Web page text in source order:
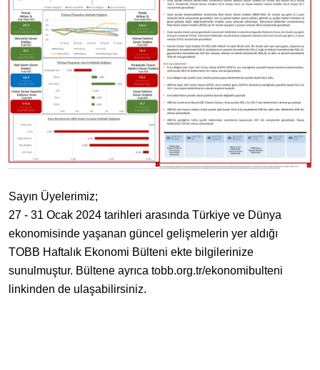
Sayın Üyelerimiz;
27 - 31 Ocak 2024 tarihleri arasında Türkiye ve Dünya
ekonomisinde yaşanan güncel gelişmelerin yer aldığı
TOBB Haftalık Ekonomi Bülteni ekte bilgilerinize
sunulmuştur. Bültene ayrıca tobb.org.tr/ekonomibulteni
linkinden de ulaşabilirsiniz.